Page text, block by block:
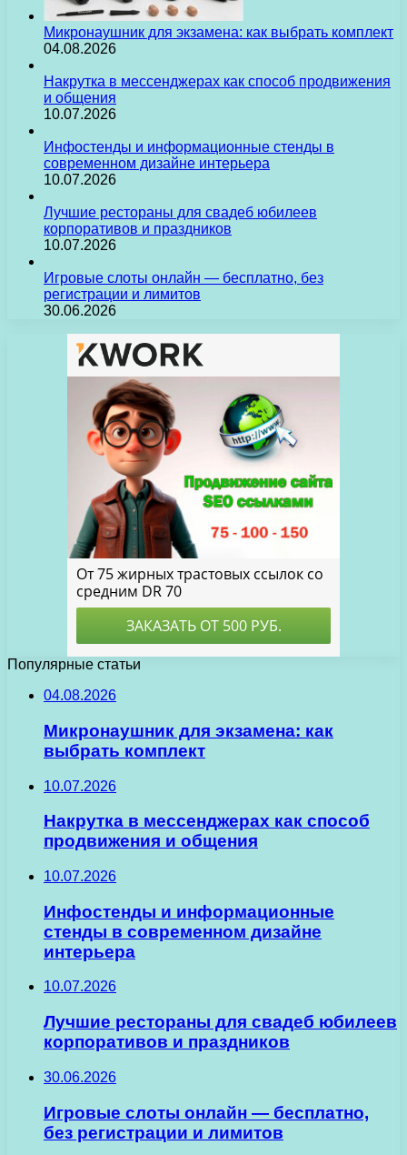
Микронаушник для экзамена: как выбрать комплект
04.08.2026
Накрутка в мессенджерах как способ продвижения
и общения
10.07.2026
Инфостенды и информационные стенды в
современном дизайне интерьера
10.07.2026
Лучшие рестораны для свадеб юбилеев
корпоративов и праздников
10.07.2026
Игровые слоты онлайн — бесплатно, без
регистрации и лимитов
30.06.2026
Популярные статьи
04.08.2026
Микронаушник для экзамена: как
выбрать комплект
10.07.2026
Накрутка в мессенджерах как способ
продвижения и общения
10.07.2026
Инфостенды и информационные
стенды в современном дизайне
интерьера
10.07.2026
Лучшие рестораны для свадеб юбилеев
корпоративов и праздников
30.06.2026
Игровые слоты онлайн — бесплатно,
без регистрации и лимитов